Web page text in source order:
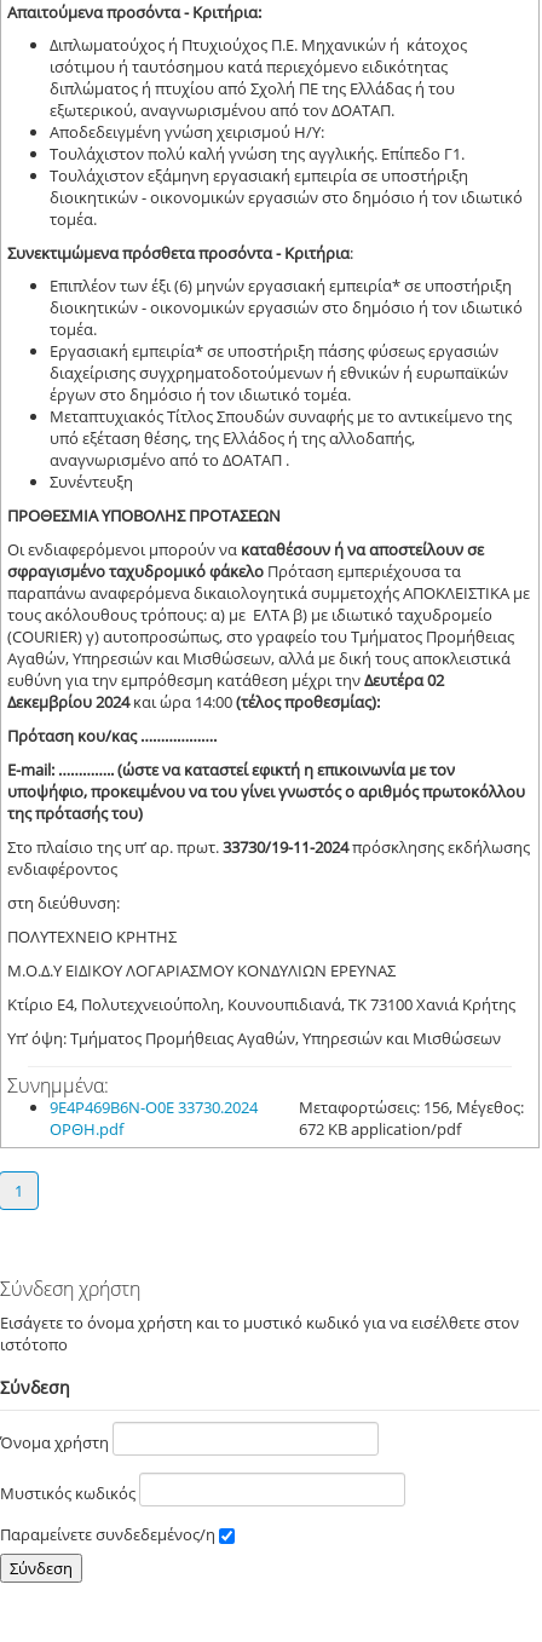
Απαιτούμενα προσόντα - Κριτήρια:
Διπλωματούχος ή Πτυχιούχος Π.Ε. Μηχανικών ή κάτοχος
ισότιμου ή ταυτόσημου κατά περιεχόμενο ειδικότητας
διπλώματος ή πτυχίου από Σχολή ΠΕ της Ελλάδας ή του
εξωτερικού, αναγνωρισμένου από τον ΔΟΑΤΑΠ.
Αποδεδειγμένη γνώση χειρισμού Η/Υ:
Τουλάχιστον πολύ καλή γνώση της αγγλικής. Επίπεδο Γ1.
Τουλάχιστον εξάμηνη εργασιακή εμπειρία σε υποστήριξη
διοικητικών - οικονομικών εργασιών στο δημόσιο ή τον ιδιωτικό
τομέα.
Συνεκτιμώμενα πρόσθετα προσόντα - Κριτήρια:
Επιπλέον των έξι (6) μηνών εργασιακή εμπειρία* σε υποστήριξη
διοικητικών - οικονομικών εργασιών στο δημόσιο ή τον ιδιωτικό
τομέα.
Εργασιακή εμπειρία* σε υποστήριξη πάσης φύσεως εργασιών
διαχείρισης συγχρηματοδοτούμενων ή εθνικών ή ευρωπαϊκών
έργων στο δημόσιο ή τον ιδιωτικό τομέα.
Μεταπτυχιακός Τίτλος Σπουδών συναφής με το αντικείμενο της
υπό εξέταση θέσης, της Ελλάδος ή της αλλοδαπής,
αναγνωρισμένο από το ΔΟΑΤΑΠ .
Συνέντευξη
ΠΡΟΘΕΣΜΙΑ ΥΠΟΒΟΛΗΣ ΠΡΟΤΑΣΕΩΝ
Οι ενδιαφερόμενοι μπορούν να καταθέσουν ή να αποστείλουν σε
σφραγισμένο ταχυδρομικό φάκελο Πρόταση εμπεριέχουσα τα
παραπάνω αναφερόμενα δικαιολογητικά συμμετοχής ΑΠΟΚΛΕΙΣΤΙΚΑ με
τους ακόλουθους τρόπους: α) με ΕΛΤΑ β) με ιδιωτικό ταχυδρομείο
(COURIER) γ) αυτοπροσώπως, στο γραφείο του Τμήματος Προμήθειας
Αγαθών, Υπηρεσιών και Μισθώσεων, αλλά με δική τους αποκλειστικά
ευθύνη για την εμπρόθεσμη κατάθεση μέχρι τηνΔευτέρα 02
Δεκεμβρίου 2024και ώρα 14:00(τέλος προθεσμίας):
Πρόταση κου/κας ……………….
Ε-mail: …………..(ώστε να καταστεί εφικτή η επικοινωνία με τον
υποψήφιο, προκειμένου να του γίνει γνωστός ο αριθμός πρωτοκόλλου
της πρότασής του)
Στο πλαίσιο της υπ’ αρ. πρωτ.33730/19-11-2024πρόσκλησης εκδήλωσης
ενδιαφέροντος
στη διεύθυνση:
ΠΟΛΥΤΕΧΝΕΙΟ ΚΡΗΤΗΣ
Μ.Ο.Δ.Υ ΕΙΔΙΚΟΥ ΛΟΓΑΡΙΑΣΜΟΥ ΚΟΝΔΥΛΙΩΝ ΕΡΕΥΝΑΣ
Κτίριο Ε4, Πολυτεχνειούπολη, Κουνουπιδιανά, ΤΚ 73100 Χανιά Κρήτης
Υπ’ όψη: Τμήματος Προμήθειας Αγαθών, Υπηρεσιών και Μισθώσεων
Συνημμένα:
9Ε4Ρ469Β6Ν-Ο0Ε 33730.2024
ΟΡΘΗ.pdf
Μεταφορτώσεις: 156, Μέγεθος:
672 KB application/pdf
1
Σύνδεση χρήστη
Εισάγετε το όνομα χρήστη και το μυστικό κωδικό για να εισέλθετε στον
ιστότοπο
Σύνδεση
Όνομα χρήστη
Μυστικός κωδικός
Παραμείνετε συνδεδεμένος/η